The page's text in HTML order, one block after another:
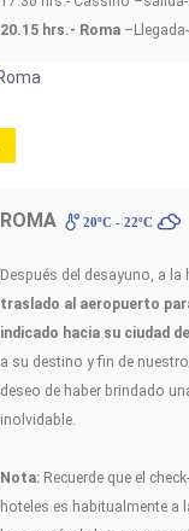
20.15 hrs.- Roma
ROMA 20ºC - 22ºC
Después del desayuno, a la
traslado al aeropuerto
indicado hacia su ciudad
a su destino y fin de
deseo de haber brindado
inolvidable.
Nota: Recuerde que el
hoteles es habitualmente a